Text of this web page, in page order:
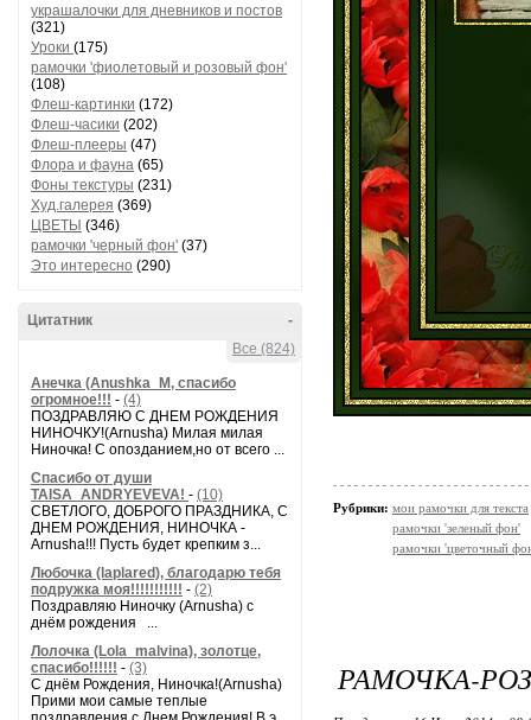
украшалочки для дневников и постов
(321)
Уроки (175)
рамочки 'фиолетовый и розовый фон'
(108)
Флеш-картинки (172)
Флеш-часики (202)
Флеш-плееры (47)
Флора и фауна (65)
Фоны текстуры (231)
Худ.галерея (369)
ЦВЕТЫ (346)
рамочки 'черный фон' (37)
Это интересно (290)
-
Цитатник
Все (824)
Анечка (Anushka_M, спасибо
огромное!!! - (4)
ПОЗДРАВЛЯЮ С ДНЕМ РОЖДЕНИЯ
НИНОЧКУ!(Arnusha) Милая милая
Ниночка! С опозданием,но от всего ...
Спасибо от души
TAISA_ANDRYEVEVA! - (10)
СВЕТЛОГО, ДОБРОГО ПРАЗДНИКА, С
ДНЕМ РОЖДЕНИЯ, НИНОЧКА -
Arnusha!!! Пусть будет крепким з...
Любочка (laplared), благодарю тебя
подружка моя!!!!!!!!!!! - (2)
Поздравляю Ниночку (Arnusha) с
днём рождения ...
Лолочка (Lola_malvina), золотце,
спасибо!!!!!! - (3)
С днём Рождения, Ниночка!(Аrnusha)
Прими мои самые теплые
Рубрики: мои рамочки для текста
рамочки 'зеленый фон'
рамочки 'цветочный
РАМОЧКА-